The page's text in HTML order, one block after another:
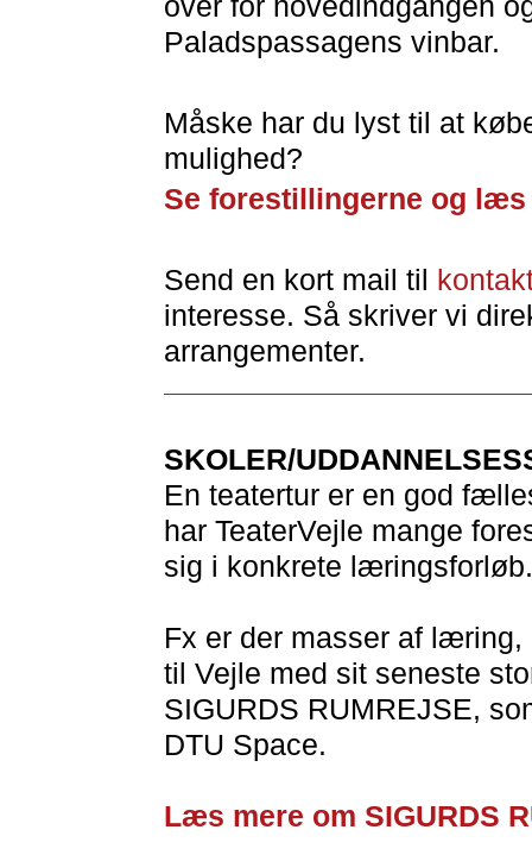
over for hovedindgangen
Paladspassagens vinbar.
Måske har du lyst til at
mulighed?
Se forestillingerne og læs
Send en kort mail til
interesse. Så skriver vi
arrangementer.
SKOLER/
En teatertur er en god
har TeaterVejle mange
sig i konkrete læringsforløb.
Fx er der masser af læring,
til Vejle med sit seneste
SIGURDS RUMREJSE,
DTU Space.
Læs mere om SIGURDS